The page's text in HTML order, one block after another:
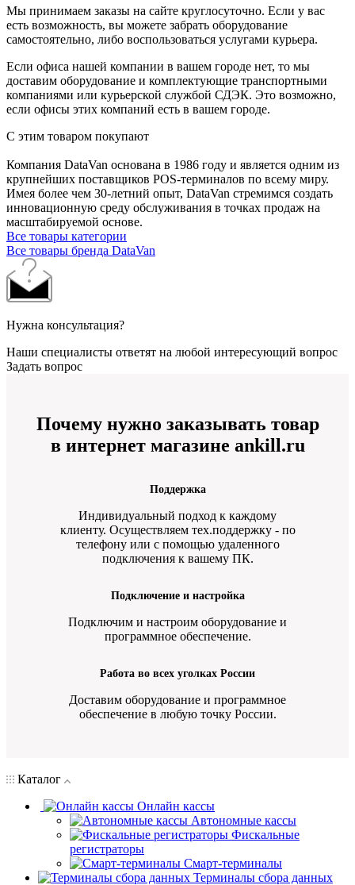
Мы принимаем заказы на сайте круглосуточно. Если у вас
есть возможность, вы можете забрать оборудование
самостоятельно, либо воспользоваться услугами курьера.
Если офиса нашей компании в вашем городе нет, то мы
доставим оборудование и комплектующие транспортными
компаниями или курьерской службой СДЭК. Это возможно,
если офисы этих компаний есть в вашем городе.
С этим товаром покупают
Компания DataVan основана в 1986 году и является одним из
крупнейших поставщиков POS-терминалов по всему миру.
Имея более чем 30-летний опыт, DataVan стремимся создать
инновационную среду обслуживания в точках продаж на
масштабируемой основе.
Все товары категории
Все товары бренда DataVan
Нужна консультация?
Наши специалисты ответят на любой интересующий вопрос
Задать вопрос
Почему нужно заказывать товар
в интернет магазине ankill.ru
Поддержка
Индивидуальный подход к каждому
клиенту. Осуществляем тех.поддержку - по
телефону или с помощью удаленного
подключения к вашему ПК.
Подключение и настройка
Подключим и настроим оборудование и
программное обеспечение.
Работа во всех уголках России
Доставим оборудование и программное
обеспечение в любую точку России.
Каталог
Онлайн кассы
Автономные кассы
Фискальные
регистраторы
Смарт-терминалы
Терминалы сбора данных